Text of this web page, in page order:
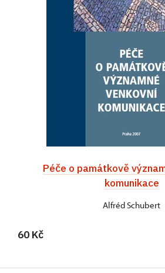
Péče o památkově
komunikace
Alfréd Schubert
60 Kč